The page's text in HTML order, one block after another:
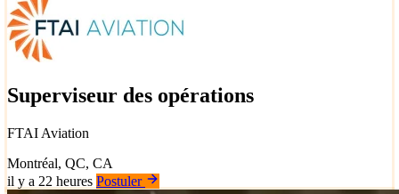
Superviseur des opérations
FTAI Aviation
Montréal, QC, CA
il y a 22 heures Postuler